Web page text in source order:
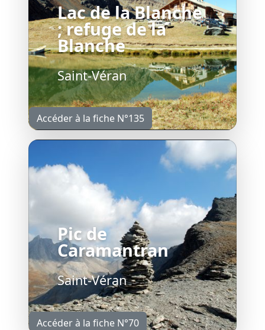
Lac de la Blanche
; refuge de la
Blanche
Saint-Véran
Accéder à la fiche N°135
Pic de
Caramantran
Saint-Véran
Accéder à la fiche N°70